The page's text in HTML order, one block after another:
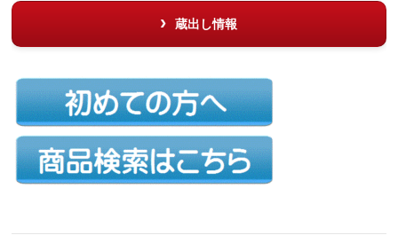
蔵出し情報